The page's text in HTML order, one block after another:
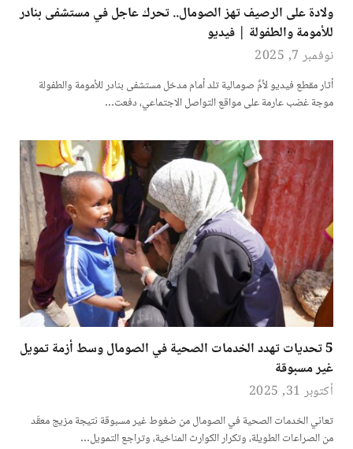
ولادة على الرصيف تهز الصومال.. تحرك عاجل في مستشفى بنادر
للأمومة والطفولة | فيديو
نوفمبر 7, 2025
أثار مقطع فيديو لأمٍّ صومالية تلد أمام مدخل مستشفى بنادر للأمومة والطفولة
موجة غضب عارمة على مواقع التواصل الاجتماعي، دفعت…
5 تحديات تهدد الخدمات الصحية في الصومال وسط أزمة تمويل
غير مسبوقة
أكتوبر 31, 2025
تعاني الخدمات الصحية في الصومال من ضغوط غير مسبوقة نتيجة مزيج معقّد
من الصراعات الطويلة، وتكرار الكوارث المناخية، وتراجع التمويل…